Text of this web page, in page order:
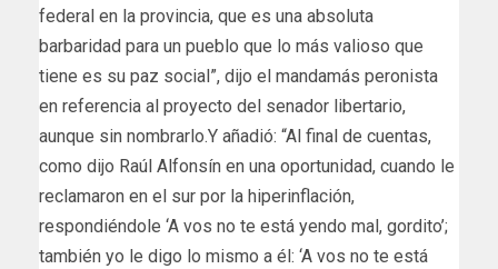
federal en la provincia, que es una absoluta
barbaridad para un pueblo que lo más valioso que
tiene es su paz social”, dijo el mandamás peronista
en referencia al proyecto del senador libertario,
aunque sin nombrarlo.Y añadió: “Al final de cuentas,
como dijo Raúl Alfonsín en una oportunidad, cuando le
reclamaron en el sur por la hiperinflación,
respondiéndole ‘A vos no te está yendo mal, gordito’;
también yo le digo lo mismo a él: ‘A vos no te está